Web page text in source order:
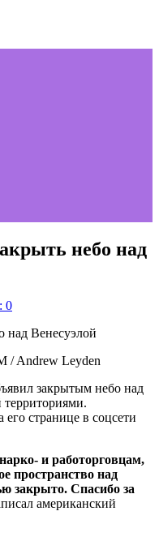
небо над
0
/ Andrew Leyden
закрытым небо над
странице в соцсети
и работорговцам,
пространство над
закрыто. Спасибо за
американский